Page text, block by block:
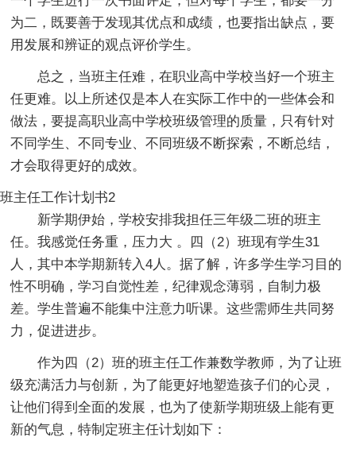
为二，既要善于发现其优点和成绩，也要指出缺点，要
用发展和辨证的观点评价学生。
总之，当班主任难，在职业高中学校当好一个班主
任更难。以上所述仅是本人在实际工作中的一些体会和
做法，要提高职业高中学校班级管理的质量，只有针对
不同学生、不同专业、不同班级不断探索，不断总结，
才会取得更好的成效。
班主任工作计划书2
新学期伊始，学校安排我担任三年级二班的班主
任。我感觉任务重，压力大 。四（2）班现有学生31
人，其中本学期新转入4人。据了解，许多学生学习目的
性不明确，学习自觉性差，纪律观念薄弱，自制力极
差。学生普遍不能集中注意力听课。这些需师生共同努
力，促进进步。
作为四（2）班的班主任工作兼数学教师，为了让班
级充满活力与创新，为了能更好地塑造孩子们的心灵，
让他们得到全面的发展，也为了使新学期班级上能有更
新的气息，特制定班主任计划如下：